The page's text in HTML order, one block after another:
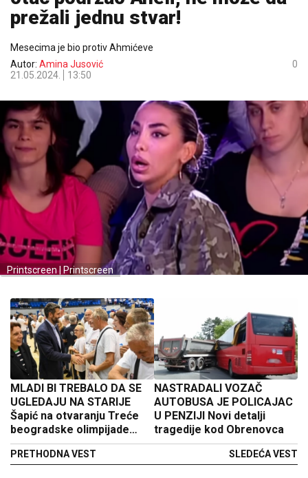
prežali jednu stvar!
Mesecima je bio protiv Ahmićeve
Autor: Amina Jusović
21.05.2024.
13:50
0
Printscreen | Printscreen
MLADI BI TREBALO DA SE
UGLEDAJU NA STARIJE
Šapić na otvaranju Treće
beogradske olimpijade
penzionera (FOTO)
PRETHODNA VEST
NASTRADALI VOZAČ
AUTOBUSA JE POLICAJAC
U PENZIJI Novi detalji
tragedije kod Obrenovca
SLEDEĆA VEST